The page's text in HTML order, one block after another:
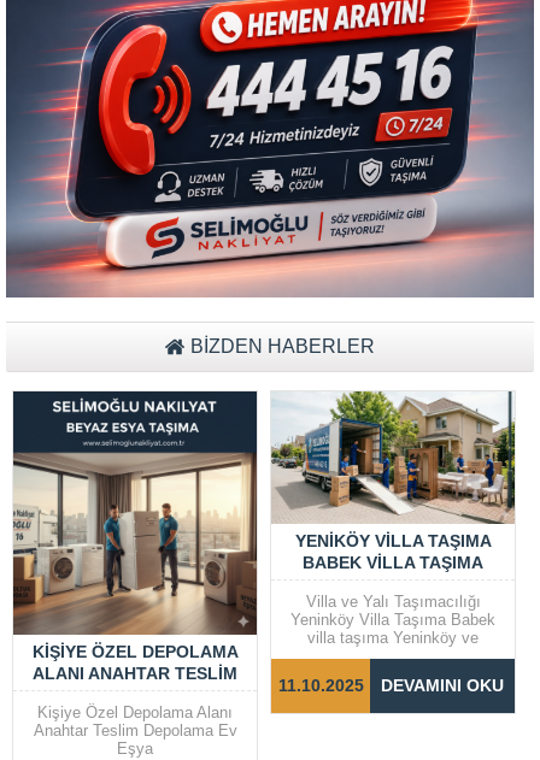
BİZDEN HABERLER
KIŞIYE ÖZEL DEPOLAMA
ALANI ANAHTAR TESLIM
DEPOLAMA EV EŞYA
Kişiye Özel Depolama Alanı
Anahtar Teslim Depolama Ev
Eşya
YENIKÖY VILLA TAŞIMA
BABEK VILLA TAŞIMA
Villa ve Yalı Taşımacılığı
Yeninköy Villa Taşıma Babek
villa taşıma Yeninköy ve
Bebek gibi prestijli semtlerde
taşıma işlemleri, dikkat ve
özen gerektiren bir süreçtir.
11.10.2025 DEVAMINI OKU
Müşteri Temsilcisi Fiyat Teklif
al